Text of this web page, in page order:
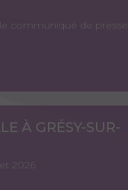
communiqué de presse
À GRÉSY-SUR-
2026